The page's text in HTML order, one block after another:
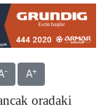
- A+
oradaki